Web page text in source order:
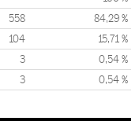
558 84,29 %
104 15,71 %
3 0,54 %
3 0,54 %